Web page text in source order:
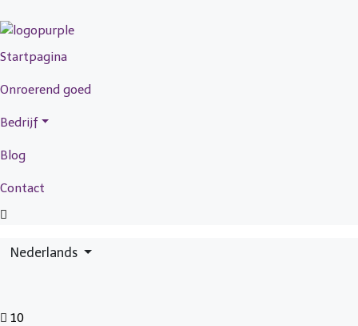
Startpagina
Onroerend goed
Bedrijf
Blog
Contact
Nederlands
10